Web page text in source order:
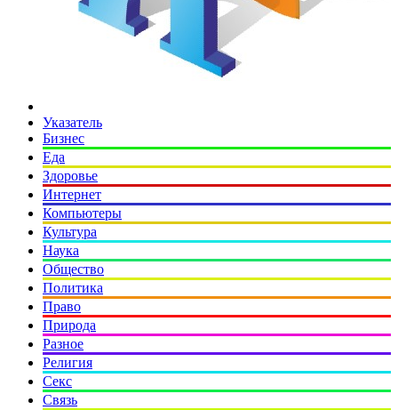
Указатель
Бизнес
Еда
Здоровье
Интернет
Компьютеры
Культура
Наука
Общество
Политика
Право
Природа
Разное
Религия
Секс
Связь